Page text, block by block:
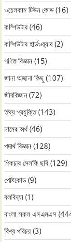
ওয়েলকাম টিউন কোড (16)
কম্পিউটার (46)
কম্পিউটার হার্ডওয়্যার (2)
গণিত বিজ্ঞান (15)
জানা অজানা কিছু (107)
জীববিজ্ঞান (72)
তথ্য প্রযুক্তি(143)
নামের অর্থ(46)
পদার্থ বিজ্ঞান (128)
পিকচার সেলফি ছবি (129)
পোষ্টকোড (9)
বলবিদ্যা (1)
বাংলা সকল এসএমএস
বিশ্ব পরিচয় (3)